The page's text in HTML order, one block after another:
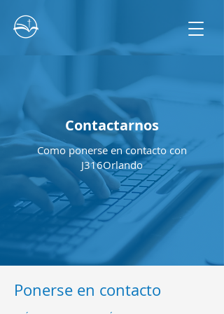
Contactarnos
Como ponerse en contacto con
J316Orlando
Ponerse en contacto